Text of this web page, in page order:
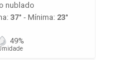
nublado
37° - Mínima: 23°
49%